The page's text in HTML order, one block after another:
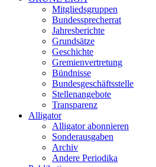
Mitgliedsgruppen
Bundessprecherrat
Jahresberichte
Grundsätze
Geschichte
Gremienvertretung
Bündnisse
Bundesgeschäftsstelle
Stellenangebote
Transparenz
Alligator
Alligator abonnieren
Sonderausgaben
Archiv
Andere Periodika